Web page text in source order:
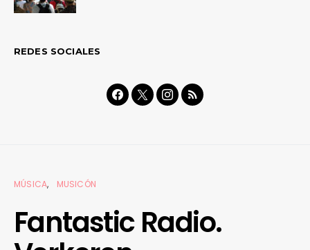
REDES SOCIALES
MÚSICA MUSICÓN
Fantastic Radio.